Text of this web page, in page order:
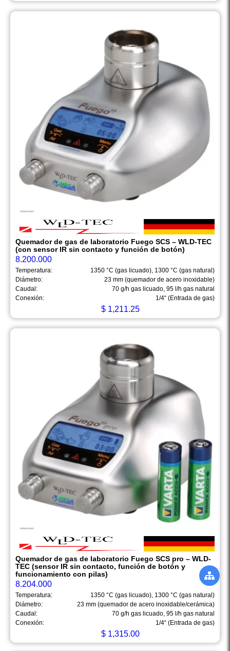
Quemador de gas de laboratorio Fuego SCS – WLD-TEC
(con sensor IR sin contacto y función de botón)
8.200.000
Temperatura:
1350 °C (gas licuado), 1300 °C (gas natural)
Diámetro:
23 mm (quemador de acero inoxidable)
Caudal:
70 g/h gas licuado, 95 l/h gas natural
Conexión:
1/4“ (Entrada de gas)
$1,211.25
Quemador de gas de laboratorio Fuego SCS pro – WLD-
TEC (sensor IR sin contacto, función de botón y
funcionamiento con pilas)
8.204.000
Temperatura:
1350 °C (gas licuado), 1300 °C (gas natural)
Diámetro:
23 mm (quemador de acero inoxidable/cerámica)
Caudal:
70 g/h gas licuado, 95 l/h gas natural
Conexión:
1/4“ (Entrada de gas)
$1,315.00